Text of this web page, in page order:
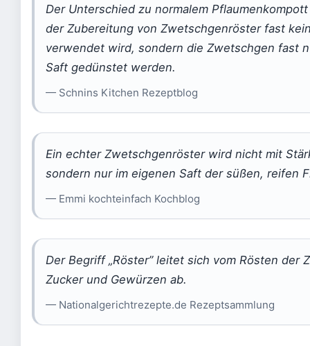
Der Unterschied zu normalem
der Zubereitung von Zwetschgenröster fast
verwendet wird, sondern die Zwetschgen fast
Saft gedünstet werden.
— Schnins Kitchen Rezeptblog
Ein echter Zwetschgenröster wird nicht mit
sondern nur im eigenen Saft der süßen, reifen
— Emmi kochteinfach Kochblog
Der Begriff „Röster” leitet sich vom Rösten der
Zucker und Gewürzen ab.
— Nationalgerichtrezepte.de Rezeptsammlung